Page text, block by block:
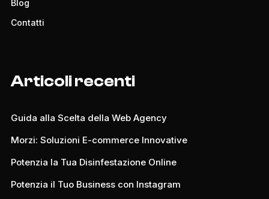
Blog
Contatti
Articoli recenti
Guida alla Scelta della Web Agency
Morzi: Soluzioni E-commerce Innovative
Potenzia la Tua Disinfestazione Online
Potenzia il Tuo Business con Instagram